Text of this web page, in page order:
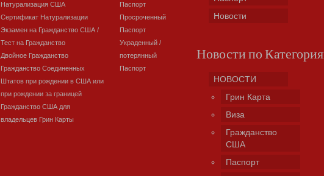
Натурализация США
Сертификат Натурализации
Экзамен на Гражданство США /
Тест на Гражданство
Двойное Гражданство
Гражданство Соединенных
Штатов при рождении в США или
при рождении за границей
Гражданство США для
владельцев Грин Карты
Паспорт
Просроченный
Паспорт
Украденный /
потерянный
Паспорт
Новости
Новости по
НОВОСТИ
Грин Карта
Виза
Гражданство
США
Паспорт